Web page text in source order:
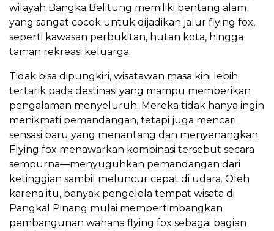
wilayah Bangka Belitung memiliki bentang alam
yang sangat cocok untuk dijadikan jalur flying fox,
seperti kawasan perbukitan, hutan kota, hingga
taman rekreasi keluarga.
Tidak bisa dipungkiri, wisatawan masa kini lebih
tertarik pada destinasi yang mampu memberikan
pengalaman menyeluruh. Mereka tidak hanya ingin
menikmati pemandangan, tetapi juga mencari
sensasi baru yang menantang dan menyenangkan.
Flying fox menawarkan kombinasi tersebut secara
sempurna—menyuguhkan pemandangan dari
ketinggian sambil meluncur cepat di udara. Oleh
karena itu, banyak pengelola tempat wisata di
Pangkal Pinang mulai mempertimbangkan
pembangunan wahana flying fox sebagai bagian